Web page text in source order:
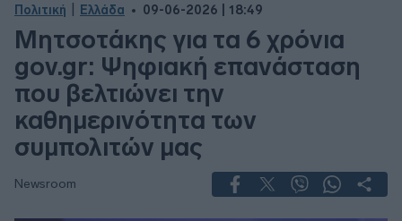
Πολιτική Ελλάδα 09-06-2026 | 18:49
Μητσοτάκης για τα 6 χρόνια
gov.gr: Ψηφιακή επανάσταση
που βελτιώνει την
καθημερινότητα των
συμπολιτών μας
Newsroom